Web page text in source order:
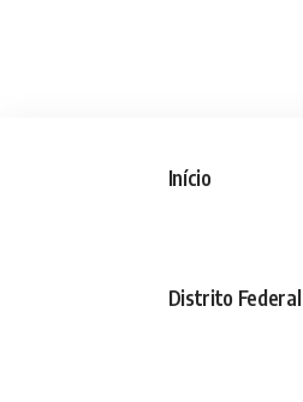
Início
Distrito Federal